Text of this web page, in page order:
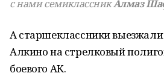
с нами семиклассникАлмаз
А старшеклассники выезжали
Алкино на стрелковый
боевого АК.